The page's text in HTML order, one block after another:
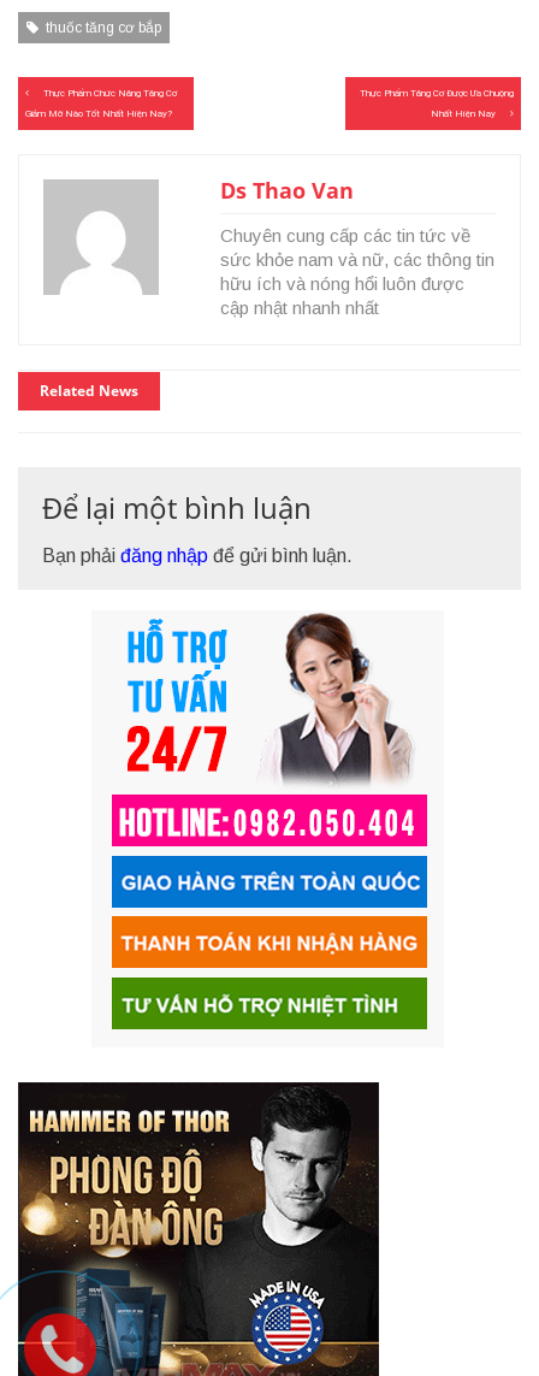
thuốc tăng cơ bắp
Điều
hướng
viết
Thực Phẩm Chức Năng Tăng Cơ
Giảm Mỡ Nào Tốt Nhất Hiện Nay?
Thực Phẩm Tăng Cơ Được Ưa Chuộng
Nhất Hiện Nay
Ds Thao Van
Chuyên cung cấp các tin tức về
sức khỏe nam và nữ, các thông tin
hữu ích và nóng hổi luôn được
cập nhật nhanh nhất
Related News
Để lại một bình luận
Bạn phải đăng nhập để gửi bình luận.